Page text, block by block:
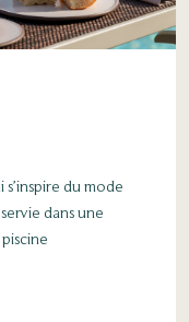
du mode
dans une